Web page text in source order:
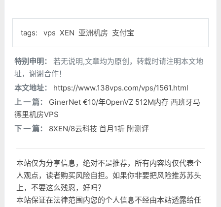
tags: vps XEN 亚洲机房 支付宝
特别申明：
若无说明,文章均为原创，转载时请注明本文地
址，谢谢合作！
本文地址：
https://www.138vps.com/vps/1561.html
上 一 篇：
GinerNet €10/年OpenVZ 512M内存 西班牙马
德里机房VPS
下 一 篇：
8XEN/8云科技 首月1折 附测评
本站仅为分享信息，绝对不是推荐，所有内容均仅代表个
人观点，读者购买风险自担。如果你非要把风险推苏苏头
上，不要这么残忍，好吗？
本站保证在法律范围内您的个人信息不经由本站透露给任